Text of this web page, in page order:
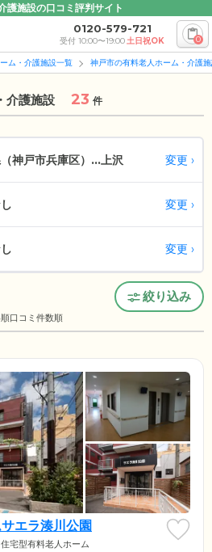
護施設の口コミ評判サイト
0120-579-721
受付 10:00〜19:00土日祝OK 0
ム・介護施設一覧 神戸市の有料老人ホーム・介護
介護施設 23 件
神戸市兵庫区）...上沢 変更
変更
変更
絞り込み
口コミ件数順
エラ湊川公園
住宅型有料老人ホーム